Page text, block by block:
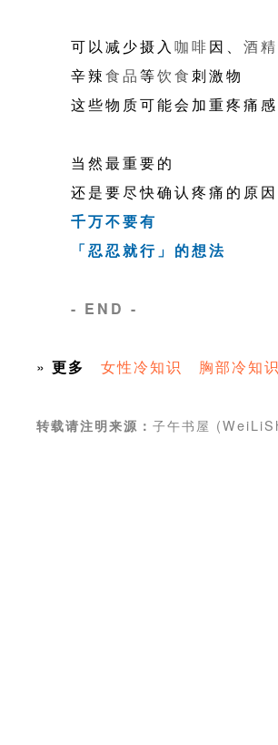
可以减少摄入 咖啡因、 酒精
辛辣食品等饮食刺激物
这些物质可能会加重疼痛感
当然最重要的
还是要尽快确认疼痛的原因
千万不要有
「忍忍就行」的想法
- END -
» 更多 女性冷知识 胸部冷知识
转载请注明来源： 子午书屋